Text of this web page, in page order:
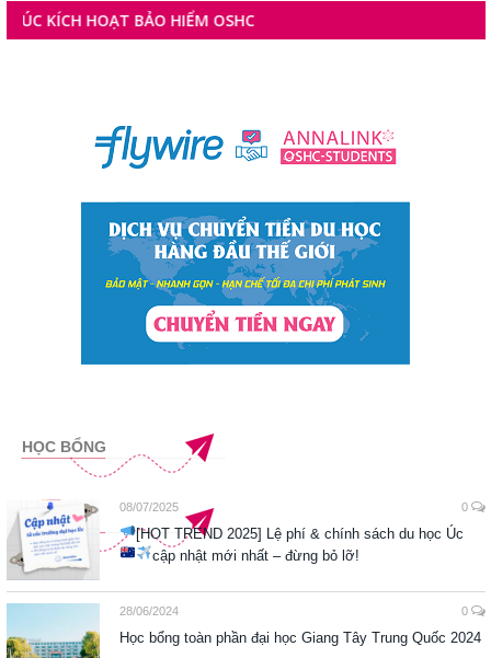
HOẠT BẢO HIỂM OSHC
HỌC BỔNG
08/07/2025 0
[HOT TREND 2025] Lệ phí & chính sách du học Úc
cập nhật mới nhất – đừng bỏ lỡ!
28/06/2024 0
Học bổng toàn phần đại học Giang Tây Trung Quốc 2024